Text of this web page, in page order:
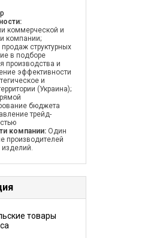
коммерческой и
компании;
структурных
в подборе
производства и
эффективности
и
(Украина);
бюджета
трейд-
компании: Один
производителей
товары